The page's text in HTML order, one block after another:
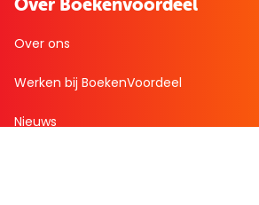
Over Boekenvoordeel
Over ons
Werken bij BoekenVoordeel
Nieuws